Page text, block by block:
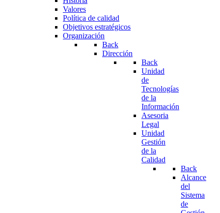
Valores
Política de calidad
Objetivos estratégicos
Organización
Back
Dirección
Back
Unidad
de
Tecnologías
de la
Información
Asesoria
Legal
Unidad
Gestión
de la
Calidad
Back
Alcance
del
Sistema
de